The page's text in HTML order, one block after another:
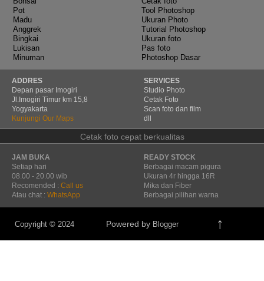
Pot
Madu
Anggrek
Bingkai
Lukisan
Minuman
Tool Photoshop
Ukuran Photo
Tutorial Photoshop
Ukuran foto
Pas foto
Photoshop Dasar
ADDRES
Depan pasar Imogiri
Jl.Imogiri Timur km 15,8
Yogyakarta
Kunjungi Our Maps
SERVICES
Studio Photo
Cetak Foto
Scan foto dan film
dll
Cetak foto cepat berkualitas
JAM BUKA
Setiap hari
08.00 - 20.00 wib
Recomended : Call us
Atau chat : WhatsApp
READY STOCK
Berbagai macam pigura
Ukuran 4r hingga 16R
Mika dan Fiber
Berbagai pilihan warna
Copyright © 2024 Powered by Blogger ↑